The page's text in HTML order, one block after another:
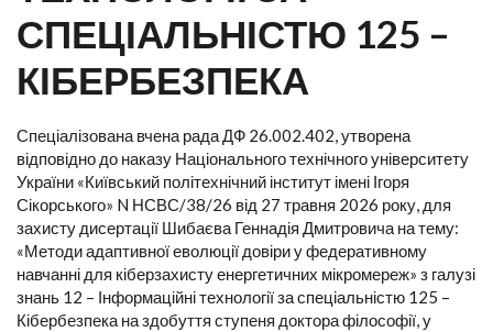
СПЕЦІАЛЬНІСТЮ 125 –
КІБЕРБЕЗПЕКА
Спеціалізована вчена рада ДФ 26.002.402, утворена
відповідно до наказу Національного технічного університету
України «Київський політехнічний інститут імені Ігоря
Сікорського» N НСВС/38/26 від 27 травня 2026 року, для
захисту дисертації Шибаєва Геннадія Дмитровича на тему:
«Методи адаптивної еволюції довіри у федеративному
навчанні для кіберзахисту енергетичних мікромереж» з галузі
знань 12 – Інформаційні технології за спеціальністю 125 –
Кібербезпека на здобуття ступеня доктора філософії, у